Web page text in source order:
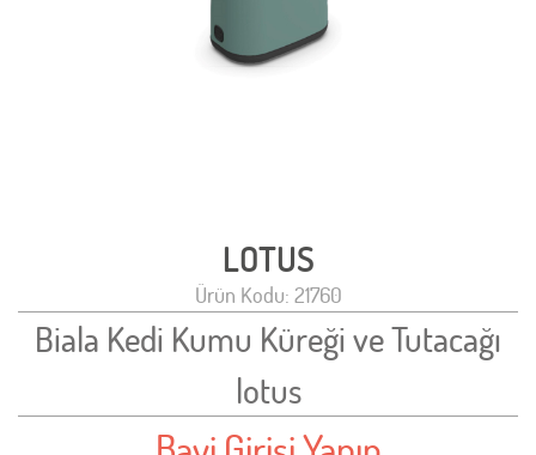
LOTUS
Ürün Kodu: 21760
Biala Kedi Kumu Küreği ve Tutacağı
lotus